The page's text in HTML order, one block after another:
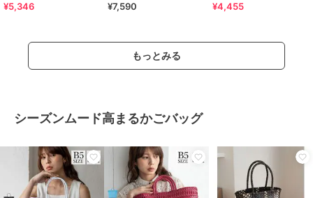
¥5,346
かごバッグ/ハンド
¥7,590 ¥4,455
もっとみる
シーズンムード高まるかごバッグ